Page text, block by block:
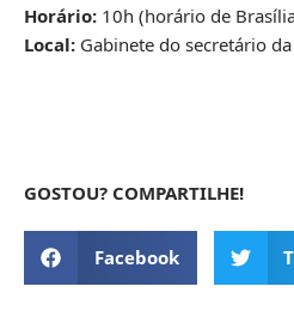
Horário: 10h (horário de
Local: Gabinete do secretário
GOSTOU? COMPARTILHE!
Facebook